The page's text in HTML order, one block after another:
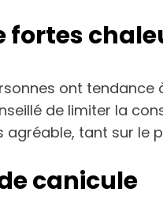
fortes
ont
de limiter la
tant sur le
canicule